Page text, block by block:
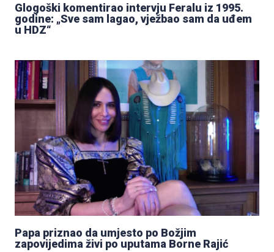
Glogoški komentirao intervju Feralu iz 1995.
godine: „Sve sam lagao, vježbao sam da uđem
u HDZ“
Papa priznao da umjesto po Božjim
zapovijedima živi po uputama Borne Rajić